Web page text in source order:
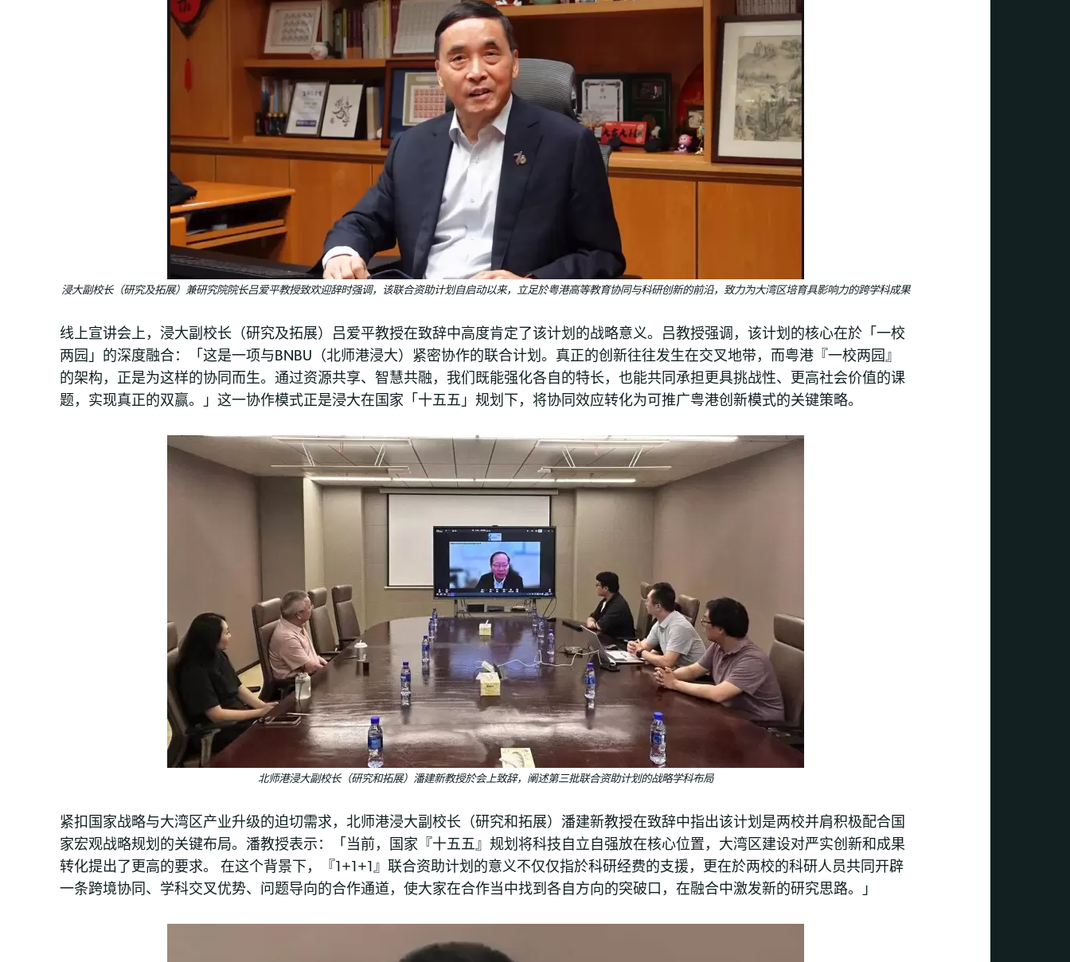
浸大副校长（研究及拓展）兼研究院院长吕爱平教授致欢迎辞时强调，该联合资助计划自启动以来，立足於粤港高等教育协同与科研创新的前沿，致力为大湾区培育具影响力的跨学科成果
线上宣讲会上，浸大副校长（研究及拓展）吕爱平教授在致辞中高度肯定了该计划的战略意义。吕教授强调，该计划的核心在於「一校
两园」的深度融合：「这是一项与BNBU（北师港浸大）紧密协作的联合计划。真正的创新往往发生在交叉地带，而粤港『一校两园』
的架构，正是为这样的协同而生。通过资源共享、智慧共融，我们既能强化各自的特长，也能共同承担更具挑战性、更高社会价值的课
题，实现真正的双赢。」这一协作模式正是浸大在国家「十五五」规划下，将协同效应转化为可推广粤港创新模式的关键策略。
北师港浸大副校长（研究和拓展）潘建新教授於会上致辞，阐述第三批联合资助计划的战略学科布局
紧扣国家战略与大湾区产业升级的迫切需求，北师港浸大副校长（研究和拓展）潘建新教授在致辞中指出该计划是两校并肩积极配合国
家宏观战略规划的关键布局。潘教授表示：「当前，国家『十五五』规划将科技自立自强放在核心位置，大湾区建设对严实创新和成果
转化提出了更高的要求。 在这个背景下，『1+1+1』联合资助计划的意义不仅仅指於科研经费的支援，更在於两校的科研人员共同开辟
一条跨境协同、学科交叉优势、问题导向的合作通道，使大家在合作当中找到各自方向的突破口，在融合中激发新的研究思路。」